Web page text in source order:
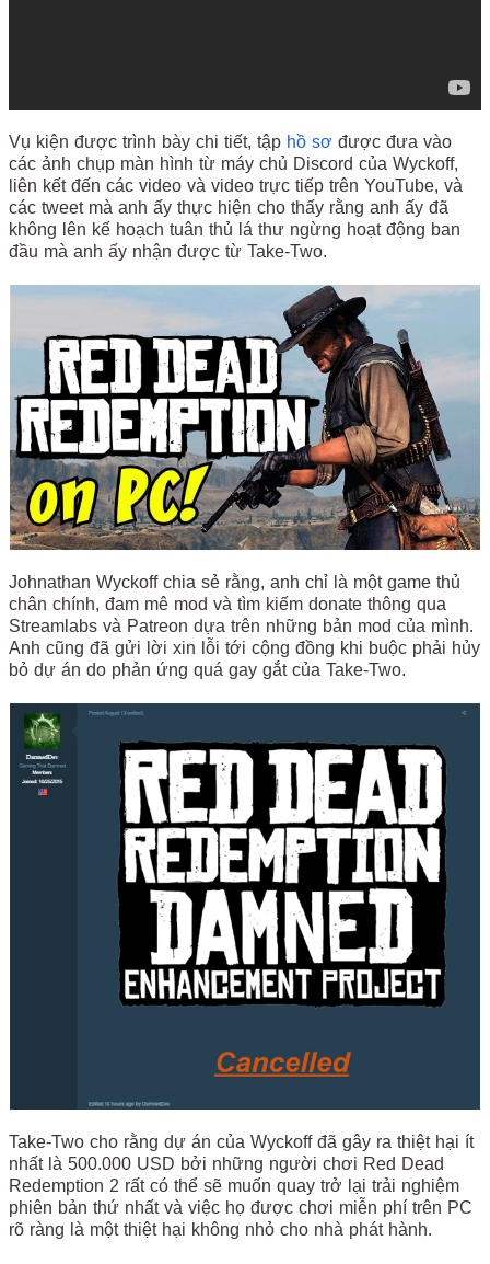
Vụ kiện được trình bày chi tiết, tập hồ sơ được đưa vào
các ảnh chụp màn hình từ máy chủ Discord của Wyckoff,
liên kết đến các video và video trực tiếp trên YouTube, và
các tweet mà anh ấy thực hiện cho thấy rằng anh ấy đã
không lên kế hoạch tuân thủ lá thư ngừng hoạt động ban
đầu mà anh ấy nhận được từ Take-Two.
Johnathan Wyckoff chia sẻ rằng, anh chỉ là một game thủ
chân chính, đam mê mod và tìm kiếm donate thông qua
Streamlabs và Patreon dựa trên những bản mod của mình.
Anh cũng đã gửi lời xin lỗi tới cộng đồng khi buộc phải hủy
bỏ dự án do phản ứng quá gay gắt của Take-Two.
Take-Two cho rằng dự án của Wyckoff đã gây ra thiệt hại ít
nhất là 500.000 USD bởi những người chơi Red Dead
Redemption 2 rất có thể sẽ muốn quay trở lại trải nghiệm
phiên bản thứ nhất và việc họ được chơi miễn phí trên PC
rõ ràng là một thiệt hại không nhỏ cho nhà phát hành.